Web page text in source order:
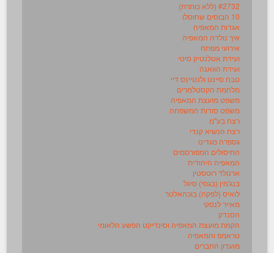
#2732 (ללא כותרת)
10 הבוסים שחוסלו
אגדות המאפיה
איך נולדה המאפיה
אירועי מפתח
ועידת אטלנטיק סיטי
ועידת הוואנה
טבח סיינט ולנטיינס דיי
מלחמת הקסטלמרים
משפט מועצת המאפיה
משפט סודות המשפחה
רצח בע"מ
רצח הנשיא קנדי
גספרה מגדינו
החיסולים המפורסמים
המאפיה היהודית
ארנולד רוטסטין
בנג'מין (בגסי) סיגל
לואיס (לפקה) בוכהאלטר
מאייר לנסקי
הסנדק
הקמת מועצת המאפיה וסינדיקט הפשע הלאומי
טראמפ והמאפיה
מועדון החברים